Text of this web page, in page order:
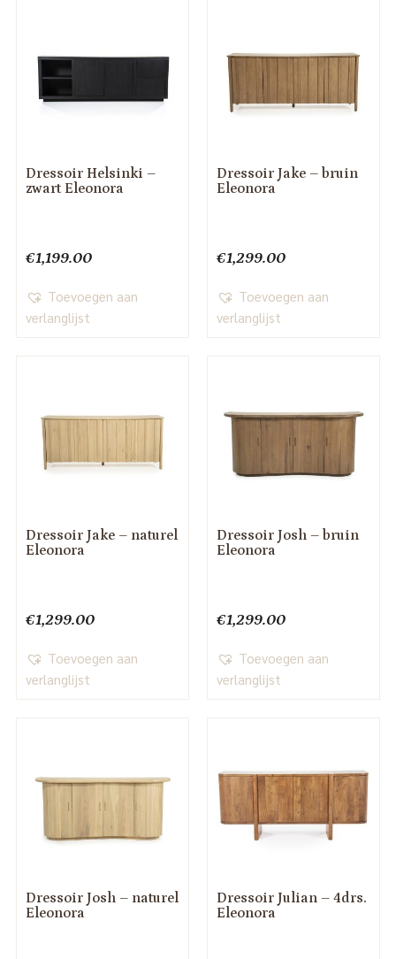
Dressoir Helsinki –
zwart Eleonora
€1,199.00
Toevoegen aan
verlanglijst
Dressoir Jake – bruin
Eleonora
€1,299.00
Toevoegen aan
verlanglijst
Dressoir Jake – naturel
Eleonora
€1,299.00
Toevoegen aan
verlanglijst
Dressoir Josh – bruin
Eleonora
€1,299.00
Toevoegen aan
verlanglijst
Dressoir Josh – naturel
Eleonora
Dressoir Julian – 4drs.
Eleonora